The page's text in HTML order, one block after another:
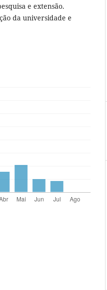
e extensão.
da universidade e